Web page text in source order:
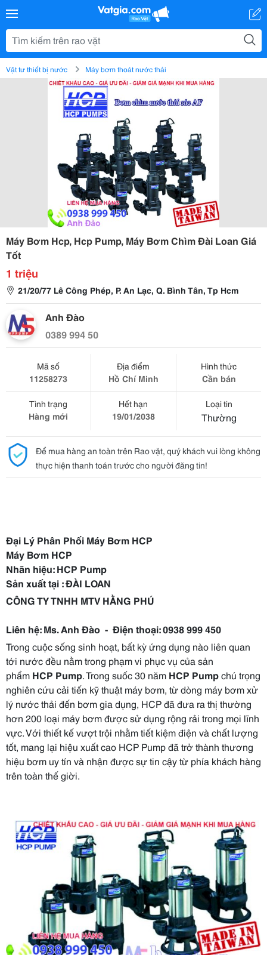
Vật tư thiết bị nước Máy bơm thoát nước thải
Máy Bơm Hcp, Hcp Pump, Máy Bơm Chìm Đài Loan Giá
Tốt
1 triệu
21/20/77 Lê Công Phép, P. An Lạc, Q. Bình Tân, Tp Hcm
Anh Đào
0389 994 50
Mã số
11258273
Địa điểm
Hồ Chí Minh
Hình thức
Cần bán
Tình trạng
Hàng mới
Hết hạn
19/01/2038
Loại tin
Thường
Để mua hàng an toàn trên Rao vặt, quý khách vui lòng không
thực hiện thanh toán trước cho người đăng tin!
Đại Lý Phân Phối Máy Bơm HCP
Máy Bơm HCP
Nhãn hiệu: HCP Pump
Sản xuất tại : ĐÀI LOAN
CÔNG TY TNHH MTV HẰNG PHÚ
Liên hệ: Ms. Anh Đào - Điện thoại: 0938 999 450
Trong cuộc sống sinh hoạt, bất kỳ ứng dụng nào liên quan
tới nước đều nằm trong phạm vi phục vụ của sản
phẩm HCP Pump. Trong suốc 30 năm HCP Pumpchú trọng
nghiên cứu cải tiến kỹ thuật máy bơm, từ dòng máy bơm xử
lý nước thải đến bơm gia dụng, HCP đã đưa ra thị thường
hơn 200 loại máy bơm được sử dụng rộng rải trong mọi lĩnh
vực. Với thiết kế vượt trội nhằm tiết kiệm điện và chất lượng
tốt, mang lại hiệu xuất cao HCP Pump đã trở thành thương
hiệu bơm uy tín và nhận được sự tin cậy từ phía khách hàng
trên toàn thế giời.